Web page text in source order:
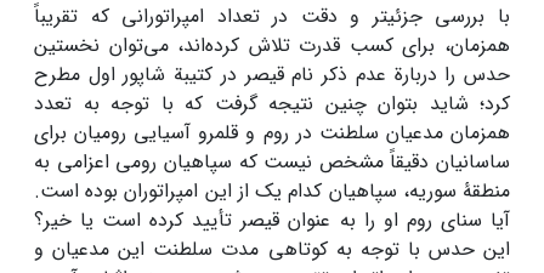
با بررسی جزئی­تر و دقت در تعداد امپراتورانی که تقریباً
همزمان، برای کسب قدرت تلاش کرده‌اند، می‌توان نخستین
حدس را دربارة عدم ذکر نام قیصر در کتیبة شاپور اول مطرح
کرد؛ شاید بتوان چنین نتیجه گرفت که با توجه به تعدد
همزمان مدعیان سلطنت در روم و قلمرو آسیایی رومیان برای
ساسانیان دقیقاً مشخص نیست که سپاهیان رومی اعزامی به
منطقۀ سوریه، سپاهیان کدام یک از این امپراتوران بوده است.
آیا سنای روم او را به عنوان قیصر تأیید کرده است یا خیر؟
این حدس با توجه به کوتاهی مدت سلطنت این مدعیان و